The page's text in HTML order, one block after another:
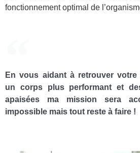
fonctionnement optimal de
En vous aidant à retrouver votre
un corps plus performant et
apaisées ma mission sera
impossible mais tout reste à faire !